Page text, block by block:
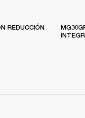
REDUCCIÓN